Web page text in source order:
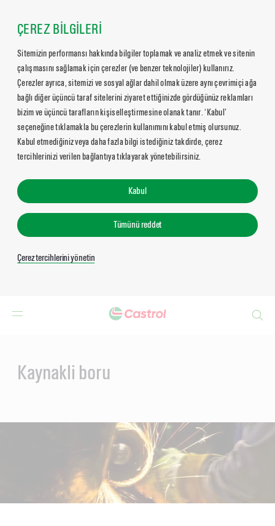
ÇEREZ BİLGİLERİ
Sitemizin performansı hakkında bilgiler toplamak ve analiz etmek ve sitenin
çalışmasını sağlamak için çerezler (ve benzer teknolojiler) kullanırız.
Çerezler ayrıca, sitemizi ve sosyal ağlar dahil olmak üzere aynı çevrimiçi ağa
bağlı diğer üçüncü taraf sitelerini ziyaret ettiğinizde gördüğünüz reklamları
bizim ve üçüncü tarafların kişiselleştirmesine olanak tanır. ‘Kabul’
seçeneğine tıklamakla bu çerezlerin kullanımını kabul etmiş olursunuz.
Kabul etmediğiniz veya daha fazla bilgi istediğiniz takdirde, çerez
tercihlerinizi verilen bağlantıya tıklayarak yönetebilirsiniz.
Kabul
Tümünü reddet
Çerez tercihlerini yönetin
Kaynakli boru